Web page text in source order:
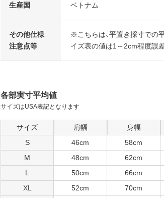
生産国 ベトナム
その他仕様
注意点等
※こちらは、平置き採寸での
イズ表の値は1～2cm程度誤
各部実寸平均値
サイズはUSA表記となります
サイズ 肩幅 身幅
S
46cm 58cm
M
48cm 62cm
L
50cm 66cm
XL
52cm 70cm